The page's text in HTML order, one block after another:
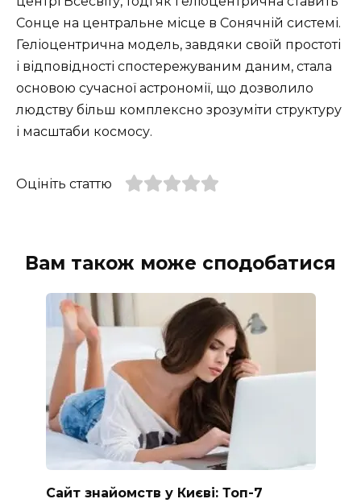
Сонце на центральне місце в Сонячній системі.
Геліоцентрична модель, завдяки своїй простоті
і відповідності спостережуваним даним, стала
основою сучасної астрономії, що дозволило
людству більш комплексно зрозуміти структуру
і масштаби космосу.
Оцініть статтю
Вам також може сподобатися
Сайт знайомств у Києві: Топ-7